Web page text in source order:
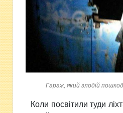
Гараж, який злодій
Коли посвітили туди